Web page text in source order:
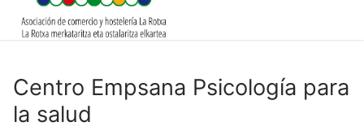
Centro Empsana Psicología para
la salud